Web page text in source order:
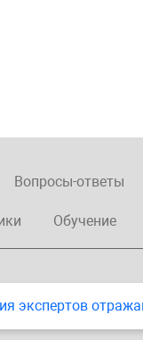
Вопросы-ответы
Обучение
экспертов